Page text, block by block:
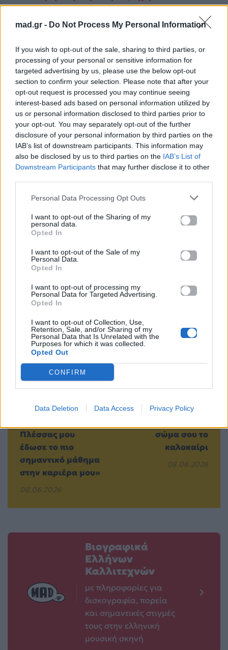
mad.gr - Do Not Process My Personal Information
If you wish to opt-out of the sale, sharing to third parties, or
processing of your personal or sensitive information for
targeted advertising by us, please use the below opt-out
section to confirm your selection. Please note that after your
opt-out request is processed you may continue seeing
interest-based ads based on personal information utilized by
us or personal information disclosed to third parties prior to
your opt-out. You may separately opt-out of the further
disclosure of your personal information by third parties on the
IAB’s list of downstream participants. This information may
also be disclosed by us to third parties on the IAB’s List of
Downstream Participants that may further disclose it to other
Personal Data Processing Opt Outs
I want to opt-out of the Sharing of my
personal data.
Opted In
I want to opt-out of the Sale of my
Personal Data.
Opted In
I want to opt-out of processing my
Personal Data for Targeted Advertising.
Opted In
I want to opt-out of Collection, Use,
Retention, Sale, and/or Sharing of my
Personal Data that Is Unrelated with the
Purposes for which it was collected.
Opted Out
CONFIRM
Data Deletion Data Access Privacy Policy
σχετικά με τοMad.gr, επισκεφτείτε μας στο
Facebook, επικοινωνήστε μέσω Twitterή
ακολουθήστε μας στοInstagram.
OK Θέμης Γεωργαντάς Χρυσηίδα Γκαγκούτη
Ακολουθήστε το
Mad.gr στο Google
News
Ακολουθήστε το
Mad.gr στο MSN
Μοιράσου αυτό το άρθρο
Προηγούμενο
στο Unplugged
Πλέσσας μου
έδωσε το πιο
σημαντικό μάθημα
στην καριέρα μου»
08.06.2026
λεπτών που μπορεί
σώμα σου το
καλοκαίρι
08.06.2026
Βιογραφικά
Ελλήνων
Καλλιτεχνών
με πληροφορίες για
δισκογραφία, πορεία
και σημαντικές στιγμές
τους στην ελληνική
μουσική σκηνή